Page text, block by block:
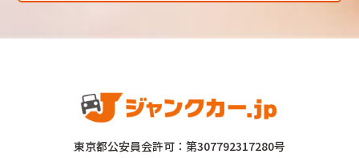
東京都公安員会許可：第307792317280号